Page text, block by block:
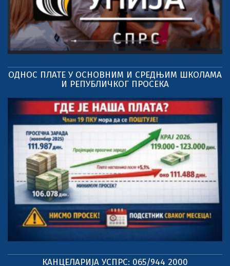
ОДНОС ПЛАТЕ У ОСНОВНИМ И СРЕДЊИМ ШКОЛАМА
И РЕПУБЛИЧКОГ ПРОСЕКА
КАНЦЕЛАРИЈА УСПРС: 065/944 2000